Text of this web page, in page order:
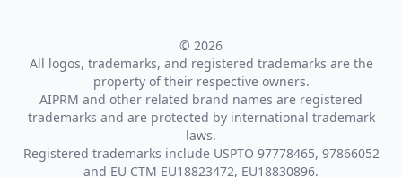
© 2026
All logos, trademarks, and registered trademarks are the
property of their respective owners.
AIPRM and other related brand names are registered
trademarks and are protected by international trademark
laws.
Registered trademarks include USPTO 97778465, 97866052
and EU CTM EU18823472, EU18830896.